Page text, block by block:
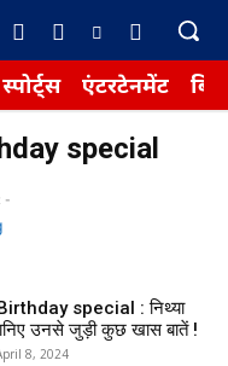
स्पोर्ट्स एंटरटेनमेंट
special
-
special : निथ्या
उनसे जुड़ी कुछ खास बातें !
8, 2024